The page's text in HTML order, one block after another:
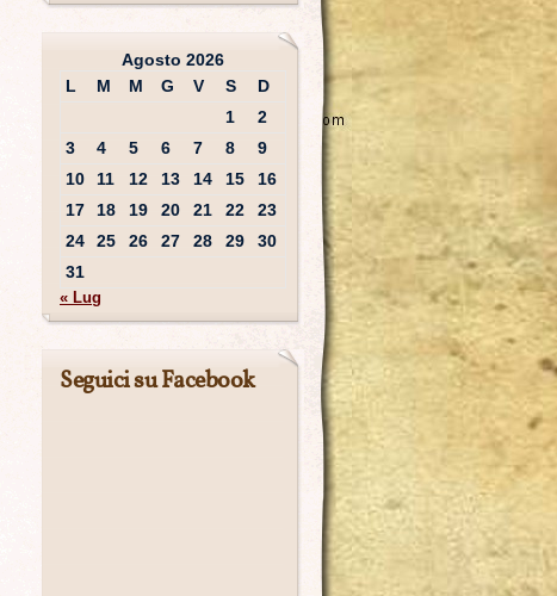
Agosto 2026
L
M M G V S
D
1
2
3
4 5 6 7 8
9
10
11 12 13 14 15
16
17
18 19 20 21 22
23
24
25 26 27 28 29
30
31
« Lug
Seguici su Facebook